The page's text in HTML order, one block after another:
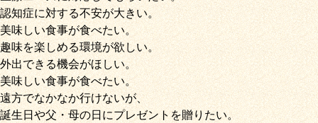
認知症に対する不安が大きい。
美味しい食事が食べたい。
趣味を楽しめる環境が欲しい。
外出できる機会がほしい。
美味しい食事が食べたい。
遠方でなかなか行けないが、
誕生日や父・母の日にプレゼントを贈りたい。